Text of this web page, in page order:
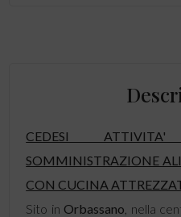
CEDESI
SOMMINISTRAZIONE
CON CUCINA
Sito in Orbassano , nella